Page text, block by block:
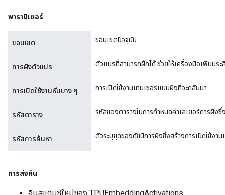
พารามิเตอร์
ขอบเขต ขอบเขตปัจจุบัน
การฝังตัวแปร ตัวแปรที่สามารถฝึกได้ ช่วยให้เครื่องมือเพิ่มปร
การเปิดใช้งานหั่นบาง ๆ การเปิดใช้งานเทนเซอร์แบบฝังที่จะกลับมา
รหัสตาราง รหัสของตารางในการกำหนดค่าเลเยอร์การฝัง
รหัสการค้นหา ตัวระบุชุดของดัชนีการฝังซึ่งสร้างการเปิดใช้งาน
การส่งคืน